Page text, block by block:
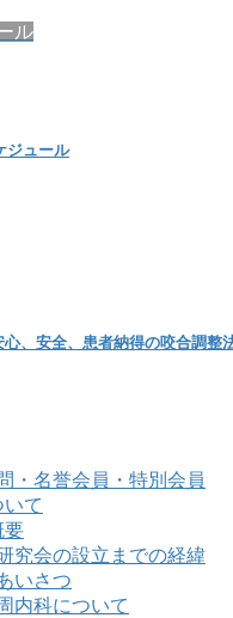
ル
ュール
、安全、患者納得の咬合調整
・名誉会員・特別会員
いて
要
究会の設立までの経緯
いさつ
内科について